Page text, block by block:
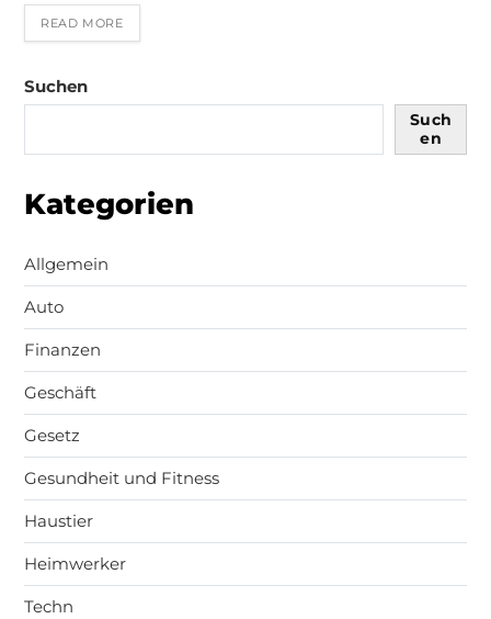
READ MORE
Suchen
Such
en
Kategorien
Allgemein
Auto
Finanzen
Geschäft
Gesetz
Gesundheit und Fitness
Haustier
Heimwerker
Techn